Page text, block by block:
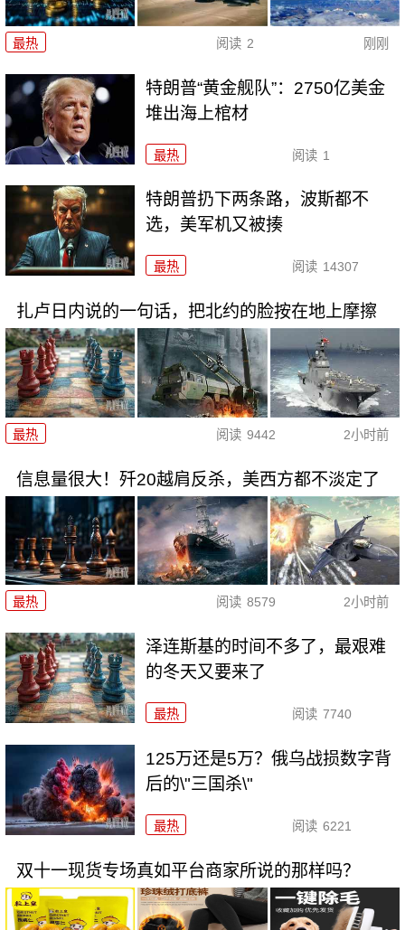
最热 阅读 2 刚刚
特朗普“黄金舰队”：2750亿美金
堆出海上棺材
最热 阅读 1
特朗普扔下两条路，波斯都不
选，美军机又被揍
最热 阅读 14307
扎卢日内说的一句话，把北约的脸按在地上摩擦
最热 阅读 9442 2小时前
信息量很大！歼20越肩反杀，美西方都不淡定了
最热 阅读 8579 2小时前
泽连斯基的时间不多了，最艰难
的冬天又要来了
最热 阅读 7740
125万还是5万？俄乌战损数字背
后的\"三国杀\"
最热 阅读 6221
双十一现货专场真如平台商家所说的那样吗？